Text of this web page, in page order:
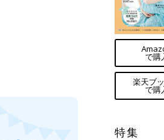
で購
楽天ブ
で購
特集